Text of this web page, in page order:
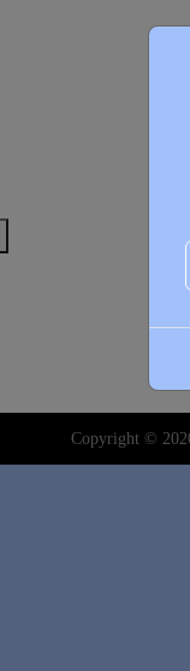
Copyright ©